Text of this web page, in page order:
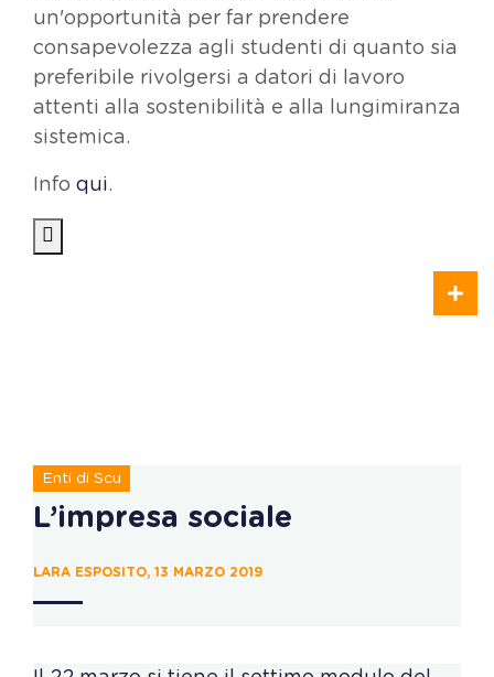
un'opportunità per far prendere
consapevolezza agli studenti di quanto sia
preferibile rivolgersi a datori di lavoro
attenti alla sostenibilità e alla lungimiranza
sistemica.
Info qui.
Enti di Scu
L’impresa sociale
LARA ESPOSITO, 13 MARZO 2019